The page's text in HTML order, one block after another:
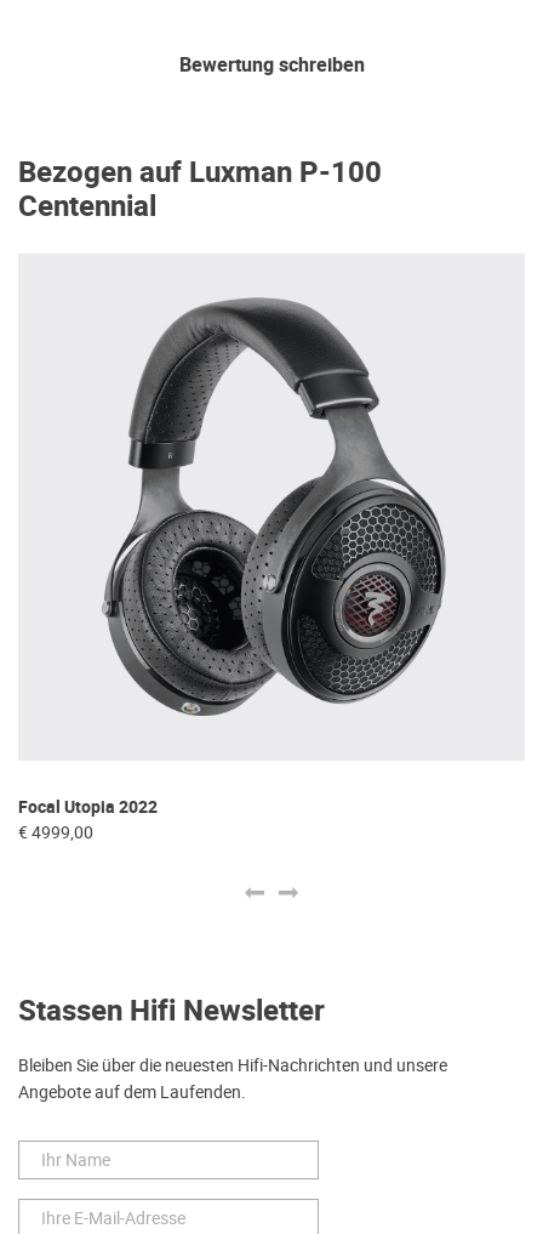
Bewertung schreiben
Bezogen auf Luxman P-100
Centennial
Focal Utopia 2022
€ 4999,00
Stassen Hifi Newsletter
Bleiben Sie über die neuesten Hifi-Nachrichten und unsere
Angebote auf dem Laufenden.